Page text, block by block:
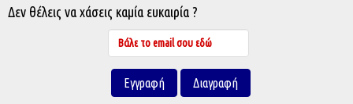
Δεν θέλεις να χάσεις καμία ευκαιρία ?